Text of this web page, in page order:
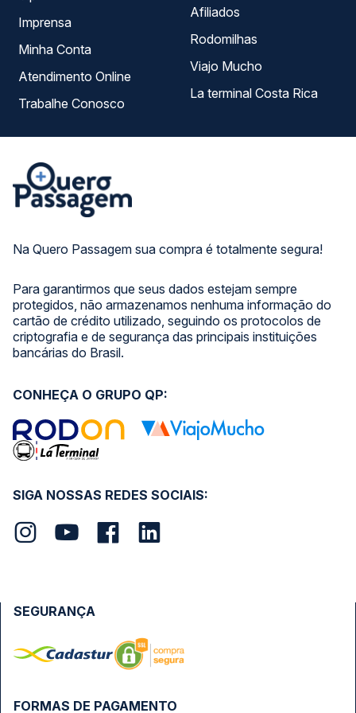
Na Quero Passagem sua compra é totalmente segura!
Para garantirmos que seus dados estejam sempre
protegidos, não armazenamos nenhuma informação do
cartão de crédito utilizado, seguindo os protocolos de
criptografia e de segurança das principais instituições
bancárias do Brasil.
Imprensa
Minha Conta
Atendimento Online
Trabalhe Conosco
Afiliados
Rodomilhas
Viajo Mucho
La terminal Costa Rica
SIGA NOSSAS REDES SOCIAIS:
CONHEÇA O GRUPO QP:
FORMAS DE PAGAMENTO
SEGURANÇA